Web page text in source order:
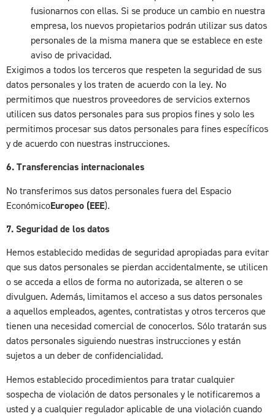
fusionarnos con ellas. Si se produce un cambio en nuestra
empresa, los nuevos propietarios podrán utilizar sus datos
personales de la misma manera que se establece en este
aviso de privacidad.
Exigimos a todos los terceros que respeten la seguridad de sus
datos personales y los traten de acuerdo con la ley. No
permitimos que nuestros proveedores de servicios externos
utilicen sus datos personales para sus propios fines y solo les
permitimos procesar sus datos personales para fines específicos
y de acuerdo con nuestras instrucciones.
6. Transferencias internacionales
No transferimos sus datos personales fuera del Espacio
EconómicoEuropeo (EEE).
7. Seguridad de los datos
Hemos establecido medidas de seguridad apropiadas para evitar
que sus datos personales se pierdan accidentalmente, se utilicen
o se acceda a ellos de forma no autorizada, se alteren o se
divulguen. Además, limitamos el acceso a sus datos personales
a aquellos empleados, agentes, contratistas y otros terceros que
tienen una necesidad comercial de conocerlos. Sólo tratarán sus
datos personales siguiendo nuestras instrucciones y están
sujetos a un deber de confidencialidad.
Hemos establecido procedimientos para tratar cualquier
sospecha de violación de datos personales y le notificaremos a
usted y a cualquier regulador aplicable de una violación cuando